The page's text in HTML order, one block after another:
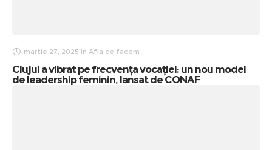
martie 27, 2025 in Afla ce facem
Clujul a vibrat pe frecvența vocației: un nou model
de leadership feminin, lansat de CONAF